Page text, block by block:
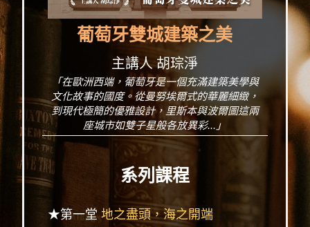
葡萄牙雙城建築之美
主講人 胡琮淨
「在歐洲西端，葡萄牙是一個充滿建築美學與
文化故事的國度。從曼努埃爾式的華麗細緻，
到現代極簡的優雅設計，里斯本與波爾圖這兩
座城市如雙子星般各放異彩...」
系列課程
★第一堂地之盡頭，海之開端